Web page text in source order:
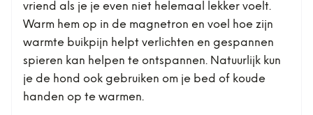
vriend als je je even niet helemaal lekker voelt.
Warm hem op in de magnetron en voel hoe zijn
warmte buikpijn helpt verlichten en gespannen
spieren kan helpen te ontspannen. Natuurlijk kun
je de hond ook gebruiken om je bed of koude
handen op te warmen.